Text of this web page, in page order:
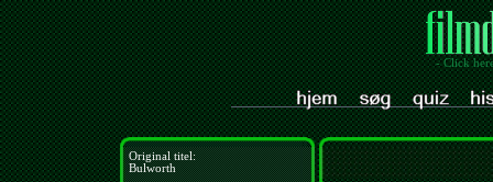
- Click
Original titel:
Bulworth